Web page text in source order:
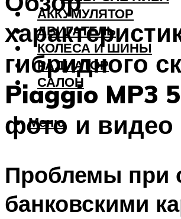
АККУМУЛЯТОР
ДВИГАТЕЛЬ
КОЛЕСА И ШИНЫ
РАДИАТОР
САЛОН
Меню
гибридного
Piaggio MP3
фото и видео
Проблемы при
банковскими